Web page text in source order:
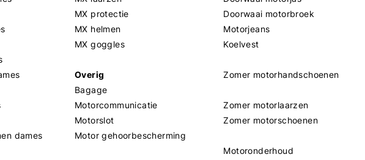
dames
MX protectie
MX helmen
MX goggles
Overig
Bagage
Motorcommunicatie
Motorslot
Motor gehoorbescherming
Doorwaai motorbroek
Motorjeans
Koelvest
Zomer motorhandschoenen
Zomer motorlaarzen
Zomer motorschoenen
Motoronderhoud